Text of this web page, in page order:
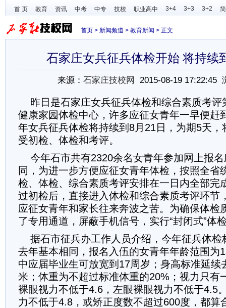
首 页 教育 资讯 中考 中专 技校 职业高中 3+4 3+3 3+2
首页 > 新闻频道 > 教育新闻 > 正文
石家庄女兵征兵体检开始 将持续
来源： 石家庄技校网 2015-08-19 17:22:45
昨日是石家庄女兵征兵体检和综合素质考评
健康家园体检中心，许多应征女青年一早便赶
年女兵征兵体检将持续到8月21日，为期5天，
受初检、体检和考评。
今年石市共有2320余名女青年参加网上报名
同，为进一步方便应征女青年体检，按照全省
检、体检、综合素质考评安排在一日内全部完
过初检后，直接进入体检和综合素质考评环节
应征女青年和家长往来奔波之苦。为确保体检
了专用通道，屏蔽手机信号，实行“封闭式”体
据石市征兵办工作人员介绍，今年征兵体检
去年基本相同，报名入伍的女青年年龄范围为
中应届毕业生可放宽到17周岁；身高标准延续
米；体重为不超过标准体重的20%；视力只有
裸眼视力不低于4.6，左眼裸眼视力不低于4.5
力不低于4.8，或矫正度数不超过600度，都算